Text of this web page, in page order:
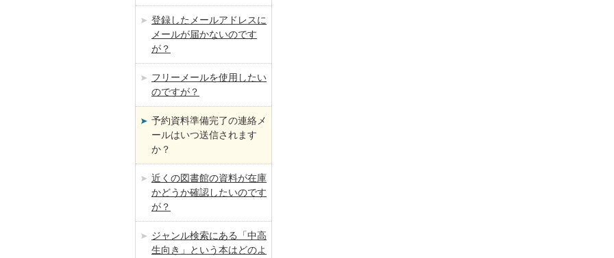
登録したメールアドレスに
メールが届かないのです
が？
フリーメールを使用したい
のですが？
予約資料準備完了の連絡メ
ールはいつ送信されます
か？
近くの図書館の資料が在庫
かどうか確認したいのです
が？
ジャンル検索にある「中高
生向き」という本はどのよ